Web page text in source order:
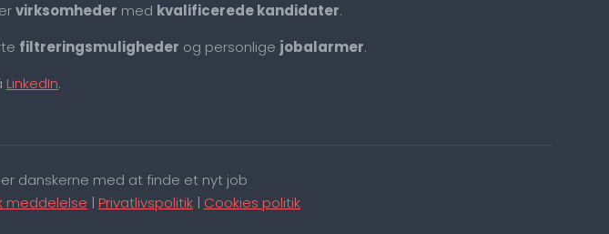
virksomheder med kvalificerede kandidater.
filtreringsmuligheder og personlige jobalarmer.
LinkedIn.
danskerne med at finde et nyt job
meddelelse | Privatlivspolitik | Cookies politik